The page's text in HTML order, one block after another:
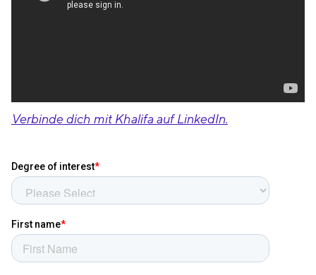
Verbinde dich mit Khalifa auf LinkedIn.